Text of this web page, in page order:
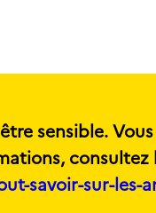
sensible.
savoir-sur-les-